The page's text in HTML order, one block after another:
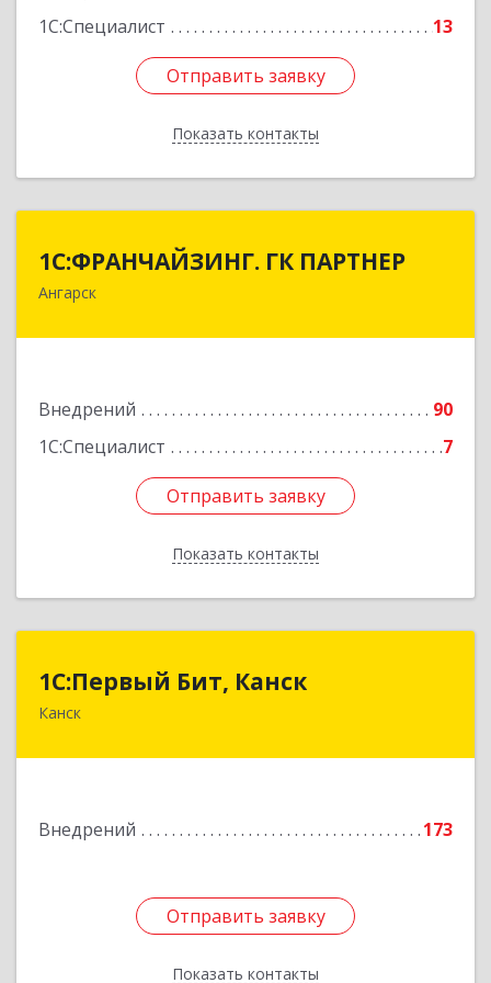
1С:Специалист
13
Отправить заявку
Показать контакты
Отправить заявку
Назад
1С:ФРАНЧАЙЗИНГ. ГК ПАРТНЕР
Ангарск
Внедрений
90
1С:Специалист
7
Отправить заявку
Показать контакты
1С:ФРАНЧАЙЗИНГ. ГК ПАРТНЕР
Отправить заявку
Назад
1С:Первый Бит, Канск
Канск
Внедрений 173
Отправить заявку
Показать контакты
Отправить заявку
Назад